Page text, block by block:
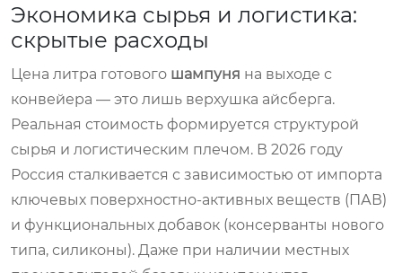
Экономика сырья и логистика:
скрытые расходы
Цена литра готового шампуня на выходе с
конвейера — это лишь верхушка айсберга.
Реальная стоимость формируется структурой
сырья и логистическим плечом. В 2026 году
Россия сталкивается с зависимостью от импорта
ключевых поверхностно-активных веществ (ПАВ)
и функциональных добавок (консерванты нового
типа, силиконы). Даже при наличии местных